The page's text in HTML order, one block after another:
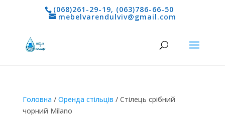
(068)261-29-19, (063)786-66-50
mebelvarendulviv@gmail.com
Головна / Оренда стільців / Стілець срібний
чорний Milano